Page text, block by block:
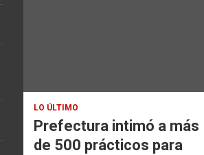
LO ÚLTIMO
Prefectura intimó a más
de 500 prácticos para